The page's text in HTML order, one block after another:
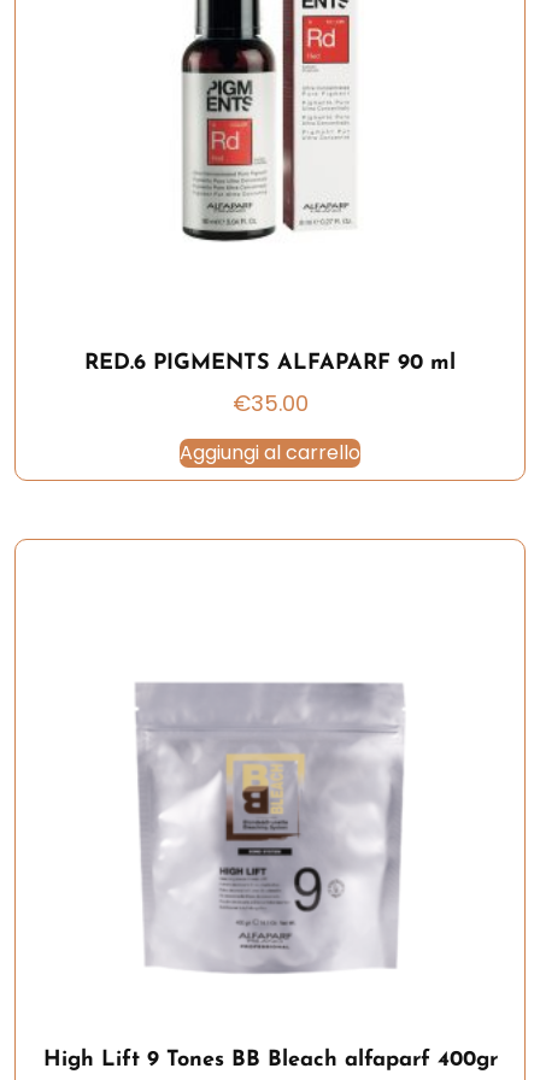
RED.6 PIGMENTS ALFAPARF 90 ml
€35.00
Aggiungi al carrello
High Lift 9 Tones BB Bleach alfaparf 400gr